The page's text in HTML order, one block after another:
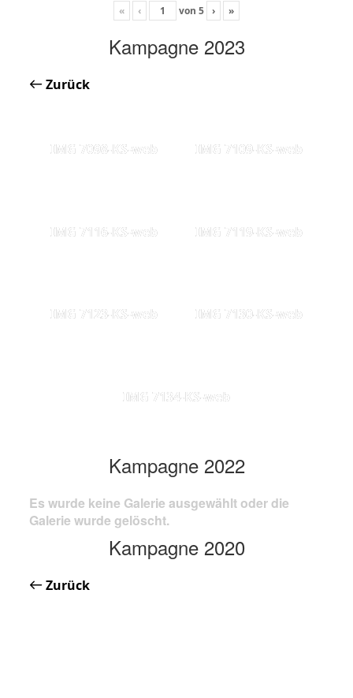
« ‹ von 5 › »
Kampagne 2023
Zurück
IMG 7098-KS-web IMG 7109-KS-web
IMG 7116-KS-web IMG 7119-KS-web
IMG 7123-KS-web IMG 7130-KS-web
IMG 7134-KS-web
Kampagne 2022
Es wurde keine Galerie ausgewählt oder die
Galerie wurde gelöscht.
Kampagne 2020
Zurück